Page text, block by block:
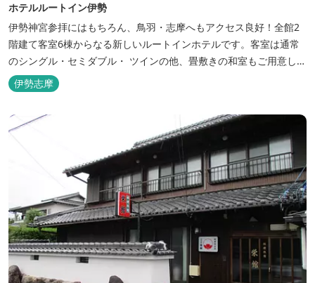
ホテルルートイン伊勢
伊勢神宮参拝にはもちろん、鳥羽・志摩へもアクセス良好！全館2
階建て客室6棟からなる新しいルートインホテルです。客室は通常
のシングル・セミダブル・ ツインの他、畳敷きの和室もご用意して
おります。 （和室はベッドが設置されています）靴を脱いでお部屋
でおくつろぎください。 また、朝食バイキング無料サービス（営業
時間6:30～900）、大浴場完備、全室インターネット回線完備（Wi-
Fi・LAN接...
伊勢志摩